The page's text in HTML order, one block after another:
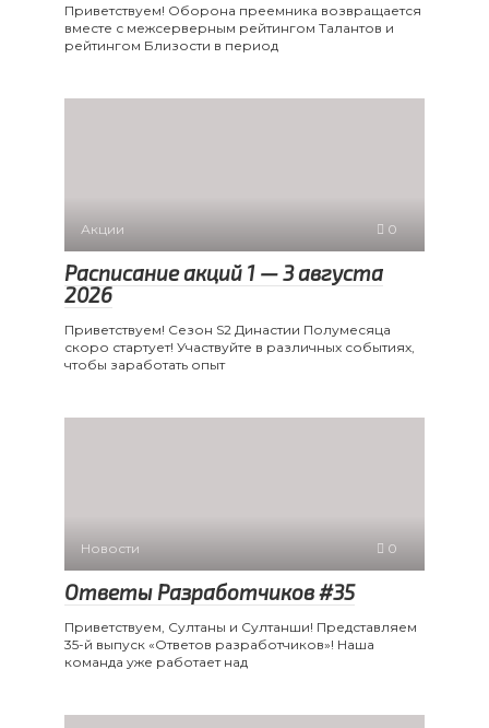
Приветствуем! Оборона преемника возвращается
вместе с межсерверным рейтингом Талантов и
рейтингом Близости в период
Акции 0
Расписание акций 1 — 3 августа
2026
Приветствуем! Сезон S2 Династии Полумесяца
скоро стартует! Участвуйте в различных событиях,
чтобы заработать опыт
Новости 0
Ответы Разработчиков #35
Приветствуем, Султаны и Султанши! Представляем
35-й выпуск «Ответов разработчиков»! Наша
команда уже работает над